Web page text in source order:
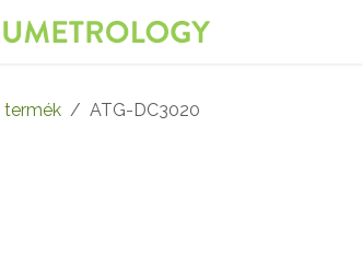
a tartalomhoz
termék ATG-DC3020